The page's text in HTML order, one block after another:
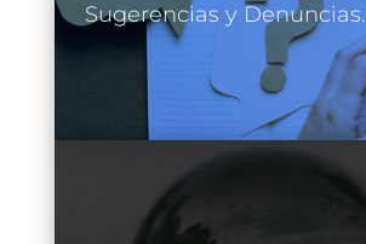
Sugerencias y Denuncias.